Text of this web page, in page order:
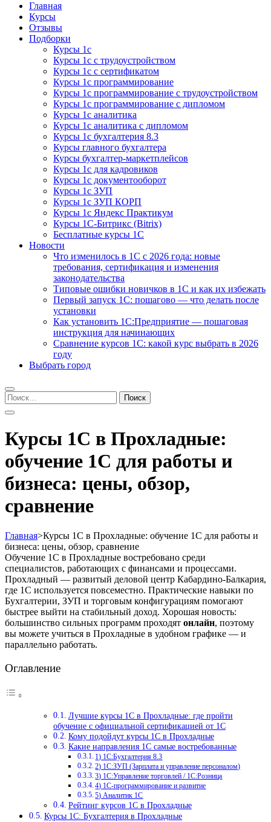
Курсы 1С
Курсы 1С официальная сертификация
Главная
Курсы
Отзывы
Подборки
Курсы 1с
Курсы 1с с трудоустройством
Курсы 1с с сертификатом
Курсы 1с программирование
Курсы 1с программирование с трудоустройством
Курсы 1с программирование с дипломом
Курсы 1с аналитика
Курсы 1с аналитика с дипломом
Курсы 1с бухгалтерия 8.3
Курсы главного бухгалтера
Курсы бухгалтер-маркетплейсов
Курсы 1с для кадровиков
Курсы 1с документооборот
Курсы 1с ЗУП
Курсы 1с ЗУП КОРП
Курсы 1с Яндекс Практикум
Курсы 1С-Битрикс (Bitrix)
Бесплатные курсы 1С
Новости
Что изменилось в 1С с 2026 года: новые
требования, сертификация и изменения
законодательства
Типовые ошибки новичков в 1С и как их избежать
Первый запуск 1С: пошагово — что делать после
установки
Как установить 1С:Предприятие — пошаговая
инструкция для начинающих
Сравнение курсов 1С: какой курс выбрать в 2026
году
Выбрать город
Найти:
Курсы 1С в Прохладные:
обучение 1С для работы и
бизнеса: цены, обзор,
сравнение
Главная>Курсы 1С в Прохладные: обучение 1С для работы и
бизнеса: цены, обзор, сравнение
Обучение 1С в Прохладные востребовано среди
специалистов, работающих с финансами и процессами.
Прохладный — развитый деловой центр Кабардино-Балкария,
где 1С используется повсеместно. Практические навыки по
Бухгалтерии, ЗУП и торговым конфигурациям помогают
быстрее выйти на стабильный доход. Хорошая новость:
большинство сильных программ проходят онлайн, поэтому
вы можете учиться в Прохладные в удобном графике — и
параллельно работать.
Оглавление
Лучшие курсы 1С в Прохладные: где пройти
обучение с официальной сертификацией от 1С
Кому подойдут курсы 1С в Прохладные
Какие направления 1С самые востребованные
1) 1С:Бухгалтерия 8.3
2) 1С:ЗУП (Зарплата и управление персоналом)
3) 1С:Управление торговлей / 1С:Розница
4) 1С-программирование и развитие
5) Аналитик 1С
Рейтинг курсов 1С в Прохладные
Курсы 1С: Бухгалтерия в Прохладные